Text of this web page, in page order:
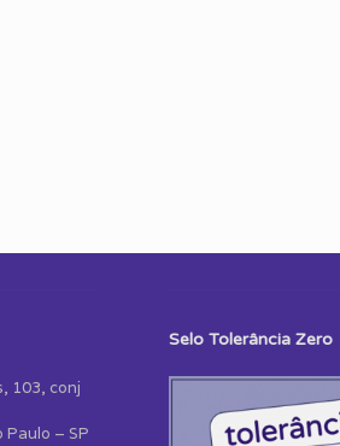
103, conj
Paulo – SP
Selo Tolerância Zero